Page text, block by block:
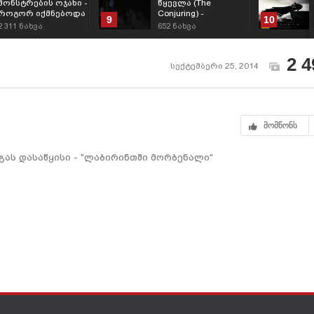
ოჯახი -
იქმნებოდა
311 ნახვა
9
წყევლა (The
Conjuring) -
ანაბელის სცენა
652 ნახვა
10
სექტემბერი 25, 2014 2
მომწონს
დასაწყისი - "ლაბირინთში მორბენალი"